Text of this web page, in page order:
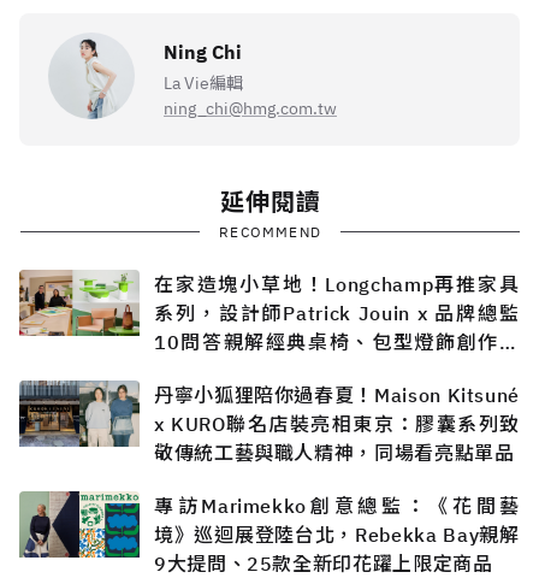
Ning Chi
La Vie編輯
ning_chi@hmg.com.tw
延伸閱讀
RECOMMEND
在家造塊小草地！Longchamp再推家具
系列，設計師Patrick Jouin x 品牌總監
10問答親解經典桌椅、包型燈飾創作過
丹寧小狐狸陪你過春夏！Maison Kitsuné
x KURO聯名店裝亮相東京：膠囊系列致
敬傳統工藝與職人精神，同場看亮點單品
專訪Marimekko創意總監：《花間藝
境》巡迴展登陸台北，Rebekka Bay親解
9大提問、25款全新印花躍上限定商品